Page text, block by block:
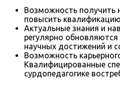
Возможность получить
повысить
Актуальные знания и
регулярно
научных достижений и
Возможность
Квалифицированные
сурдопедагогике